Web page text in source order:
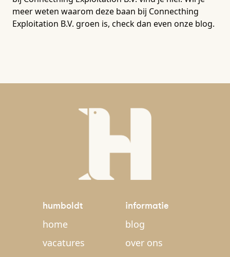
meer weten waarom deze baan bij Connecthing
Exploitation B.V. groen is, check dan even onze blog.
humboldt
home
vacatures
informatie
blog
over ons